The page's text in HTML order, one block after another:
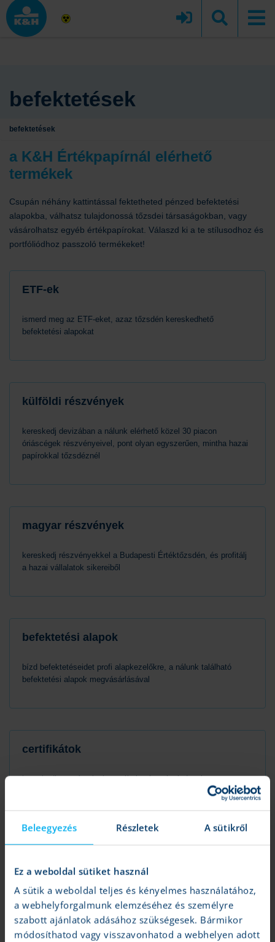
Beleegyezés Részletek A sütikről
Ez a weboldal sütiket használ
A sütik a weboldal teljes és kényelmes használatához,
a webhelyforgalmunk elemzéséhez és személyre
szabott ajánlatok adásához szükségesek. Bármikor
módosíthatod vagy visszavonhatod a webhelyen adott
befektetések
befektetések
a K&H Értékpapírnál elérhető
termékek
Csupán néhány kattintással fektetheted pénzed befektetési
alapokba, válhatsz tulajdonossá tőzsdei társaságokban, vagy
vásárolhatsz egyéb értékpapírokat. Válaszd ki a te stílusodhoz és
portfóliódhoz passzoló termékeket!
ETF-ek
ismerd meg az ETF-eket, azaz tőzsdén kereskedhető
befektetési alapokat
külföldi részvények
kereskedj devizában a nálunk elérhető közel 30 piacon
óriáscégek részvényeivel, pont olyan egyszerűen, mintha hazai
papírokkal tőzsdéznél
magyar részvények
kereskedj részvényekkel a Budapesti Értéktőzsdén, és profitálj
a hazai vállalatok sikereiből
befektetési alapok
bízd befektetéseidet profi alapkezelőkre, a nálunk található
befektetési alapok megvásárlásával
certifikátok
kereskedhetsz árupiaci termékek, részvényindexek,
devizapárok, vagy akár egyedi részvények árfolyamváltozására,
magyar állampapírok
vásárolj állampapírt, ha bombabiztos, ám mégis vonzó
hozamlehetőséget keresel